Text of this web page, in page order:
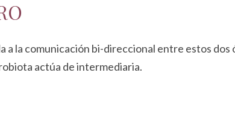
a la comunicación bi-direccional entre estos dos
actúa de intermediaria.